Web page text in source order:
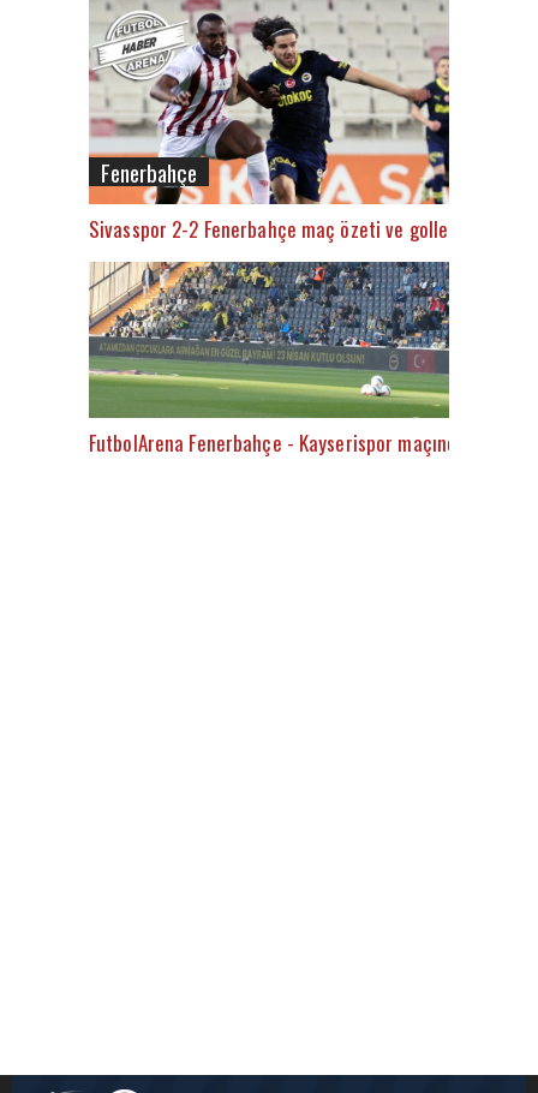
Fenerbahçe
Sivasspor 2-2 Fenerbahçe maç özeti ve golleri (İZLE)
FutbolArena Fenerbahçe - Kayserispor maçında